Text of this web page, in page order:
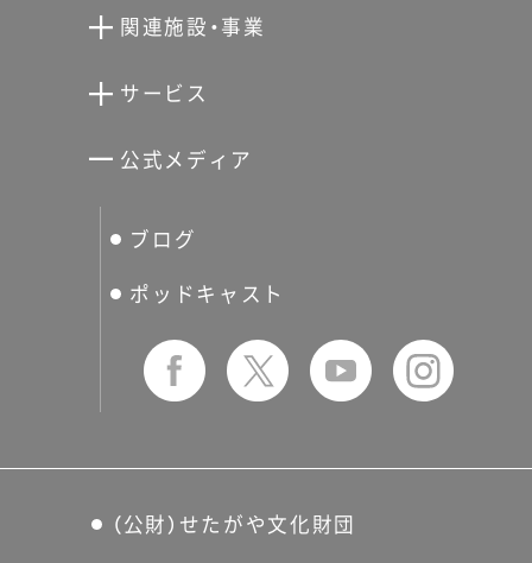
向井潤吉アトリエ館
分館スケジュール
関連施設・事業
世田谷文学館
せたおん
サービス
友の会
公式メディア
ブログ
ポッドキャスト
（公財）せたがや文化財団